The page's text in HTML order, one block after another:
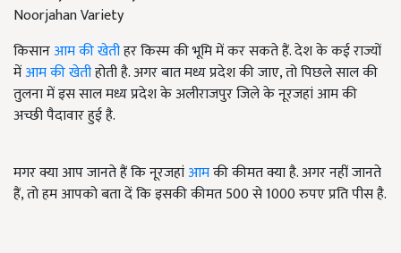
Noorjahan Variety
किसानआम की खेतीहर किस्म की भूमि में कर सकते हैं. देश के कई राज्यों
मेंआम की खेतीहोती है. अगर बात मध्य प्रदेश की जाए, तो पिछले साल की
तुलना में इस साल मध्य प्रदेश के अलीराजपुर जिले के नूरजहां आम की
अच्छी पैदावार हुई है.
मगर क्या आप जानते हैं कि नूरजहांआमकी कीमत क्या है. अगर नहीं जानते
हैं, तो हम आपको बता दें कि इसकी कीमत 500 से 1000 रुपए प्रति पीस है.